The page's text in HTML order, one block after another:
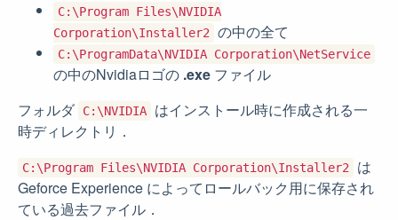
C:\Program Files\NVIDIA
Corporation\Installer2
の中の全て
C:\ProgramData\NVIDIA Corporation\NetService
の中のNvidiaロゴの .exe ファイル
フォルダ C:\NVIDIA
はインストール時に作成される一
時ディレクトリ．
C:\Program Files\NVIDIA Corporation\Installer2
は
Geforce Experience によってロールバック用に保存され
ている過去ファイル．